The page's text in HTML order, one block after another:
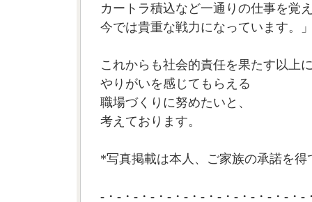
カートラ積込など一通りの仕事を覚
今では貴重な戦力になっています。
これからも社会的責任を果たす以上
やりがいを感じてもらえる
職場づくりに努めたいと、
考えております。
*写真掲載は本人、ご家族の承諾を得
-・-・-・-・-・-・-・-・-・-・-・-・-